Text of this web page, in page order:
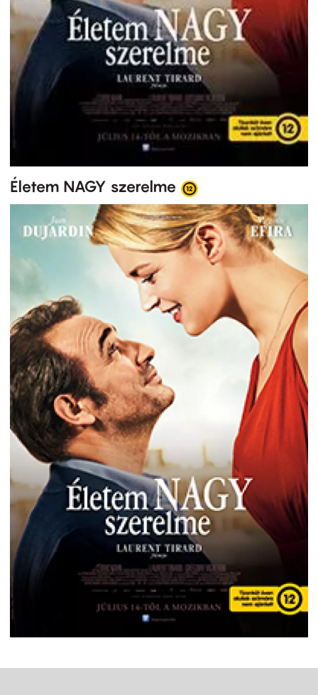
Életem NAGY szerelme